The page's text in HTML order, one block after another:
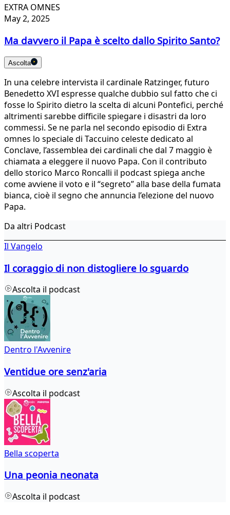
EXTRA OMNES
May 2, 2025
Ma davvero il Papa è scelto dallo Spirito Santo?
Ascolta
In una celebre intervista il cardinale Ratzinger, futuro
Benedetto XVI espresse qualche dubbio sul fatto che ci
fosse lo Spirito dietro la scelta di alcuni Pontefici, perché
altrimenti sarebbe difficile spiegare i disastri da loro
commessi. Se ne parla nel secondo episodio di Extra
omnes lo speciale di Taccuino celeste dedicato al
Conclave, l’assemblea dei cardinali che dal 7 maggio è
chiamata a eleggere il nuovo Papa. Con il contributo
dello storico Marco Roncalli il podcast spiega anche
come avviene il voto e il “segreto” alla base della fumata
bianca, cioè il segno che annuncia l’elezione del nuovo
Papa.
Da altri Podcast
Il Vangelo
Il coraggio di non distogliere lo sguardo
Ascolta il podcast
Dentro l'Avvenire
Ventidue ore senz'aria
Ascolta il podcast
Bella scoperta
Una peonia neonata
Ascolta il podcast